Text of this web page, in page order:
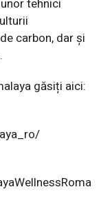
tehnici
carbon, dar și
găsiți aici: